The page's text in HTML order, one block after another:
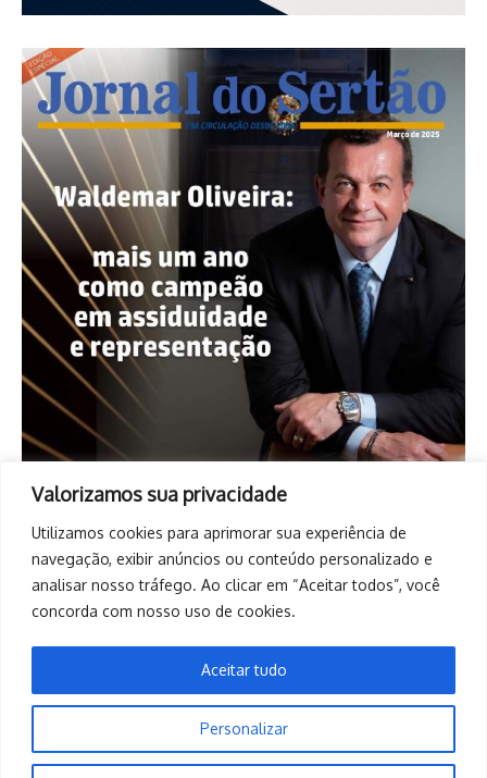
Valorizamos sua privacidade
Utilizamos cookies para aprimorar sua experiência de
navegação, exibir anúncios ou conteúdo personalizado e
analisar nosso tráfego. Ao clicar em “Aceitar todos”, você
concorda com nosso uso de cookies.
Personalizar
Aceitar tudo